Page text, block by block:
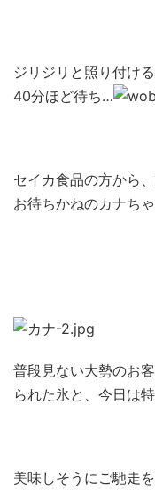
ジリジリと照り付け
40分ほど待ち…
セイカ食品の方から
お待ちかねのカナち
普段見ない大勢のお
られた氷と、今日は
美味しそうにご馳走